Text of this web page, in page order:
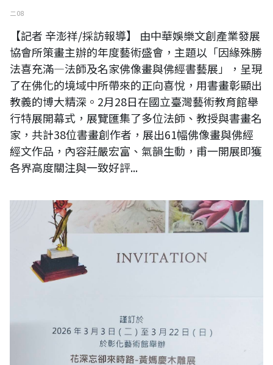
二 08
【記者 辛澎祥/採訪報導】 由中華娛樂文創產業發展
協會所策畫主辦的年度藝術盛會，主題以「因緣殊勝
法喜充滿—法師及名家佛像畫與佛經書藝展」，呈現
了在佛化的境域中所帶來的正向喜悅，用書畫彰顯出
教義的博大精深。2月28日在國立臺灣藝術教育館舉
行特展開幕式，展覽匯集了多位法師、教授與書畫名
家，共計38位書畫創作者，展出61幅佛像畫與佛經
經文作品，內容莊嚴宏富、氣韻生動，甫一開展即獲
各界高度關注與一致好評...
花深忘卻來時路-黃媽慶木雕展